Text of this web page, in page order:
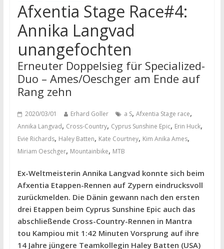
Afxentia Stage Race#4:
Annika Langvad
unangefochten
Erneuter Doppelsieg für Specialized-
Duo – Ames/Oeschger am Ende auf
Rang zehn
2020/03/01 Erhard Goller a S, Afxentia Stage race,
Annika Langvad, Cross-Country, Cyprus Sunshine Epic, Erin Huck,
Evie Richards, Haley Batten, Kate Courtney, Kim Anika Ames,
Miriam Oeschger, Mountainbike, MTB
Ex-Weltmeisterin Annika Langvad konnte sich beim
Afxentia Etappen-Rennen auf Zypern eindrucksvoll
zurückmelden. Die Dänin gewann nach den ersten
drei Etappen beim Cyprus Sunshine Epic auch das
abschließende Cross-Country-Rennen in Mantra
tou Kampiou mit 1:42 Minuten Vorsprung auf ihre
14 Jahre jüngere Teamkollegin Haley Batten (USA)